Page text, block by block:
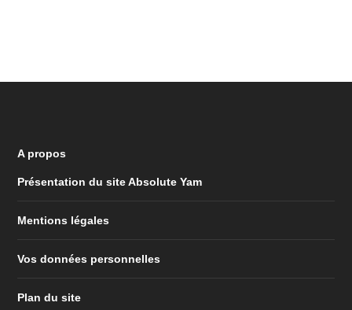
A propos
Présentation du site Absolute Yam
Mentions légales
Vos données personnelles
Plan du site